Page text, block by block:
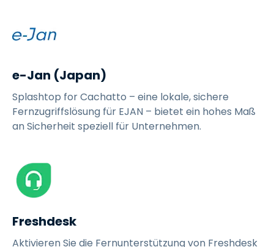
e-Jan (Japan)
Splashtop for Cachatto – eine lokale, sichere
Fernzugriffslösung für EJAN – bietet ein hohes Maß
an Sicherheit speziell für Unternehmen.
Freshdesk
Aktivieren Sie die Fernunterstützung von Freshdesk